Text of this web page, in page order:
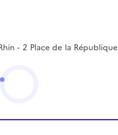
- 2 Place de la République